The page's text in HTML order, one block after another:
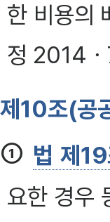
한 비용의
정 2014
제10조(공
① 법 제
요한 경우